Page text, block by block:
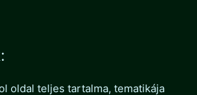
oldal teljes tartalma, tematikája